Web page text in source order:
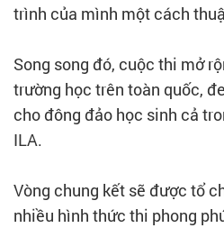
trình của mình một cách
Song song đó, cuộc thi mở
trường học trên toàn quốc,
cho đông đảo học sinh cả
ILA.
Vòng chung kết sẽ được tổ
nhiều hình thức thi phong